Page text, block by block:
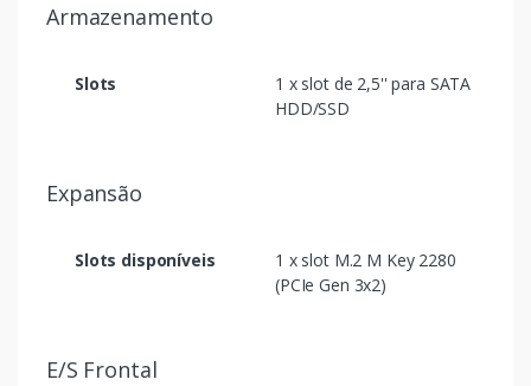
Armazenamento
Slots
1 x slot de 2,5'' para SATA
HDD/SSD
Expansão
Slots disponíveis
1 x slot M.2 M Key 2280
(PCIe Gen 3x2)
E/S Frontal